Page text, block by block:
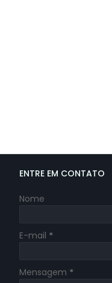
ENTRE EM CONTATO
Nome
E-mail *
Mensagem *